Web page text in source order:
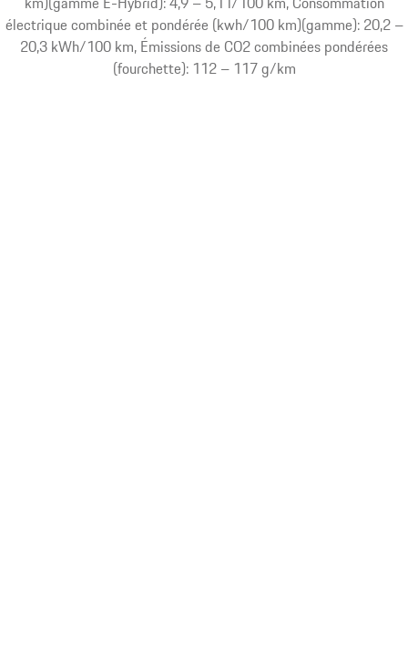
électrique combinée et pondérée (kwh/100 km)(gamme): 20,2 –
20,3 kWh/100 km, Émissions de CO2 combinées pondérées
(fourchette): 112 – 117 g/km